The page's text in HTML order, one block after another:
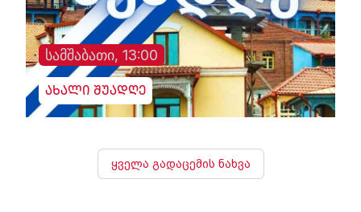
სამშაბათი, 13:00
ახალი შუადღე
ყველა გადაცემის ნახვა